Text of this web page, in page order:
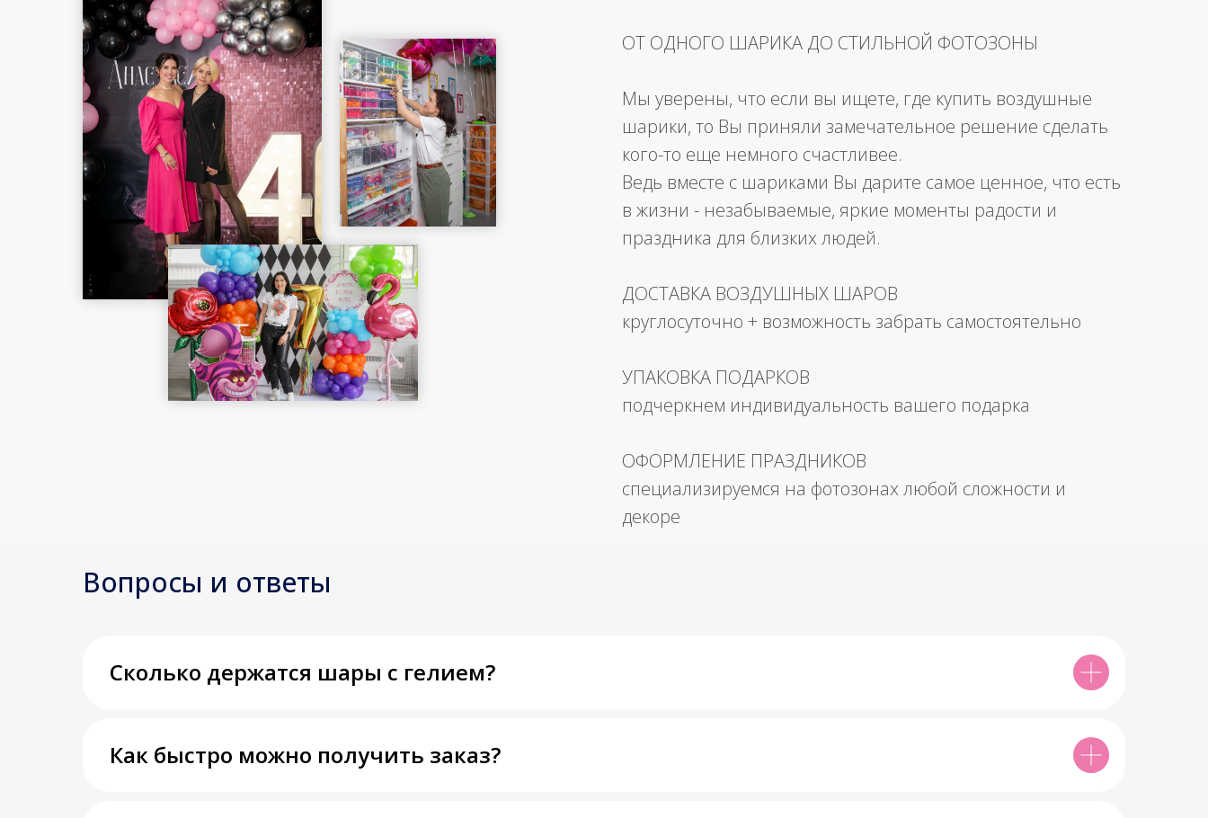
ОТ ОДНОГО ШАРИКА ДО СТИЛЬНОЙ ФОТОЗОНЫ
Мы уверены, что если вы ищете, где купить воздушные
шарики, то Вы приняли замечательное решение сделать
кого-то еще немного счастливее.
Ведь вместе с шариками Вы дарите самое ценное, что есть
в жизни - незабываемые, яркие моменты радости и
праздника для близких людей.
ДОСТАВКА ВОЗДУШНЫХ ШАРОВ
круглосуточно + возможность забрать самостоятельно
УПАКОВКА ПОДАРКОВ
подчеркнем индивидуальность вашего подарка
ОФОРМЛЕНИЕ ПРАЗДНИКОВ
специализируемся на фотозонах любой сложности и
декоре
Вопросы и ответы
Сколько держатся шары с гелием?
Как быстро можно получить заказ?